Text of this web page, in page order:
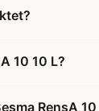
10 10 L?
RensA 10